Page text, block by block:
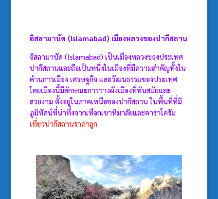
อิสลามาบัด (Islamabad) เมืองหลวงของปากีสถาน
อิสลามาบัด (Islamabad) เป็นเมืองหลวงของประเทศ
ปากีสถานและถือเป็นหนึ่งในเมืองที่มีความสำคัญทั้งใน
ด้านการเมือง เศรษฐกิจ และวัฒนธรรมของประเทศ
โดยเมืองนี้มีลักษณะการวางผังเมืองที่ทันสมัยและ
สวยงาม ตั้งอยู่ในภาคเหนือของปากีสถาน ในพื้นที่ที่มี
ภูมิทัศน์ที่น่าทึ่งจากเทือกเขาหิมาลัยและคาราโครัม
เที่ยวปากีสถานราคาถูก